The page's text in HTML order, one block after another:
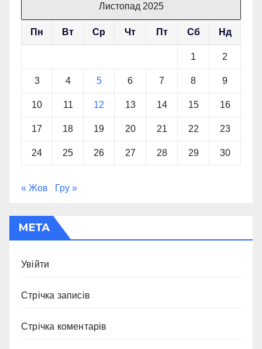
Листопад 2025
Пн Вт Ср Чт Пт Сб Нд
1 2
3 4 5 6 7 8 9
10 11 12 13 14 15 16
17 18 19 20 21 22 23
24 25 26 27 28 29 30
« Жов Гру »
МЕТА
Увійти
Стрічка записів
Стрічка коментарів